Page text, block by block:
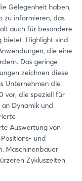
Gelegenheit haben,
zu informieren, das
auch für besondere
bietet. Highlight sind
die eine
Das geringe
zeichnen diese
Unternehmen die
vor, die speziell für
Dynamik und
Auswertung von
und
Maschinenbauer
Zykluszeiten